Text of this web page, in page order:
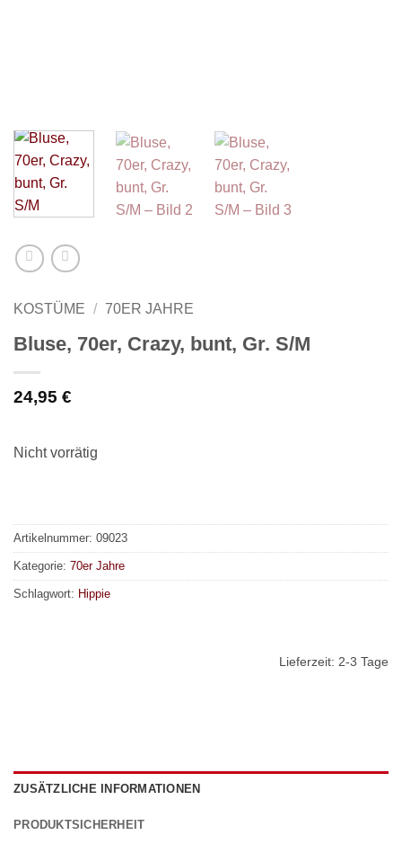
KOSTÜME / 70ER JAHRE
Bluse, 70er, Crazy, bunt, Gr. S/M
24,95 €
Nicht vorrätig
Artikelnummer: 09023
Kategorie: 70er Jahre
Schlagwort: Hippie
Lieferzeit: 2-3 Tage
ZUSÄTZLICHE INFORMATIONEN
PRODUKTSICHERHEIT